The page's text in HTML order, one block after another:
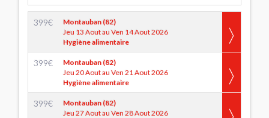
399€
Montauban (82)
Jeu 13 Aout au Ven 14 Aout 2026
Hygiène alimentaire
399€
Montauban (82)
Jeu 20 Aout au Ven 21 Aout 2026
Hygiène alimentaire
399€
Montauban (82)
Jeu 27 Aout au Ven 28 Aout 2026